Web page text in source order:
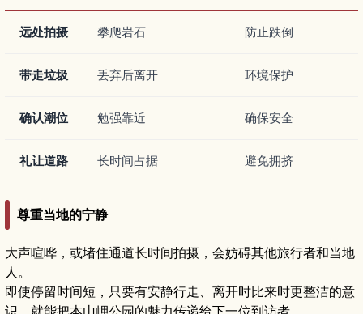
远处拍摄 攀爬岩石 防止跌倒
带走垃圾 丢弃后离开 环境保护
确认潮位 勉强靠近 确保安全
礼让道路 长时间占据 避免拥挤
尊重当地的宁静
大声喧哗，或堵住通道长时间拍摄，会妨碍其他旅行者和当地
人。
即使停留时间短，只要有安静行走、离开时比来时更整洁的意